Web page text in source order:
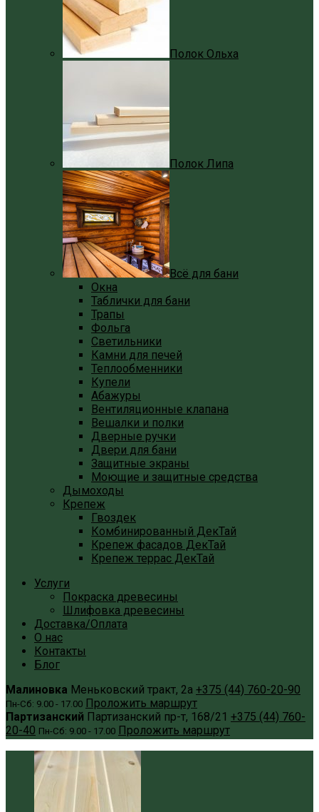
Полок Ольха
Полок Липа
Всё для бани
Окна
Таблички для бани
Трапы
Фольга
Светильники
Камни для печей
Теплообменники
Купели
Абажуры
Вентиляционные клапана
Вешалки и полки
Дверные ручки
Двери для бани
Защитные экраны
Моющие и защитные средства
Дымоходы
Крепеж
Гвоздек
Комбинированный ДекТай
Крепеж фасадов ДекТай
Крепеж террас ДекТай
Услуги
Покраска древесины
Шлифовка древесины
Доставка/Оплата
О нас
Контакты
Блог
Малиновка Меньковский тракт, 2а +375 (44) 760-20-90
Пн-Сб: 9.00 - 17.00 Проложить маршрут
Партизанский Партизанский пр-т, 168/21 +375 (44) 760-
20-40 Пн-Сб: 9.00 - 17.00 Проложить маршрут